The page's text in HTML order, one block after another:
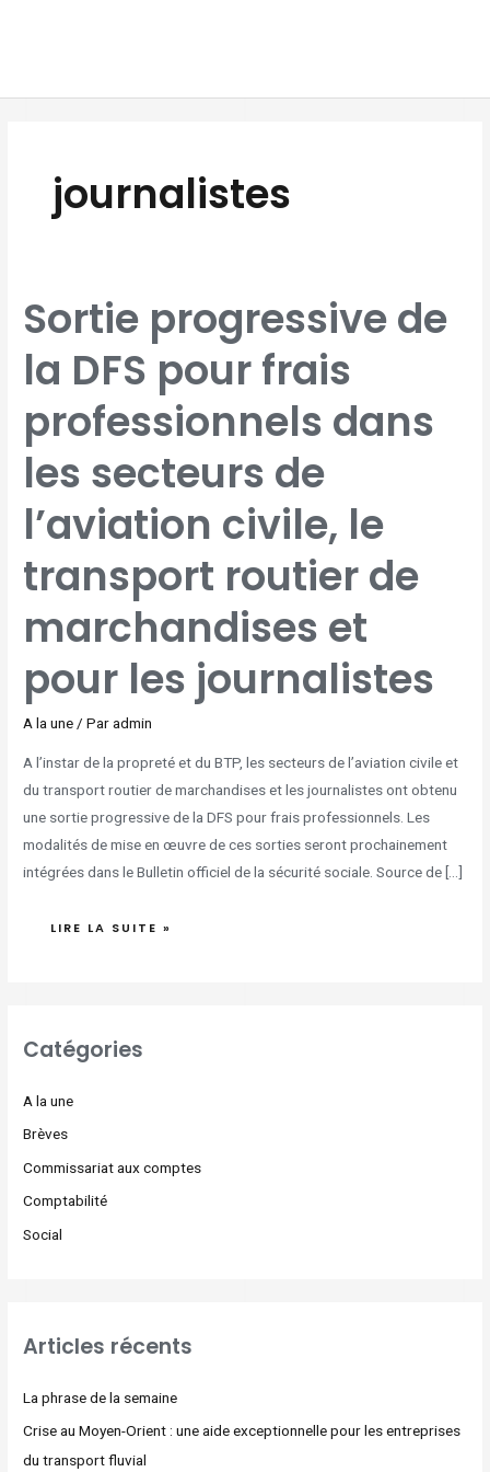
journalistes
Sortie progressive de
la DFS pour frais
professionnels dans
les secteurs de
l’aviation civile, le
transport routier de
marchandises et
pour les journalistes
A la une/ Paradmin
A l’instar de la propreté et du BTP, les secteurs de l’aviation civile et
du transport routier de marchandises et les journalistes ont obtenu
une sortie progressive de la DFS pour frais professionnels. Les
modalités de mise en œuvre de ces sorties seront prochainement
intégrées dans le Bulletin officiel de la sécurité sociale. Source de […]
SORTIE
PROGRESSIVE
DE
LA
POUR
FRAIS
PROFESSIONNELS
DANS
SECTEURS
DE
L’AVIATION
CIVILE,
TRANSPORT
ROUTIER
DE
POUR
LES
JOURNALISTES
LIRE LA SUITE »
Catégories
A la une
Brèves
Commissariat aux comptes
Comptabilité
Social
Articles récents
La phrase de la semaine
Crise au Moyen-Orient : une aide exceptionnelle pour les entreprises
du transport fluvial